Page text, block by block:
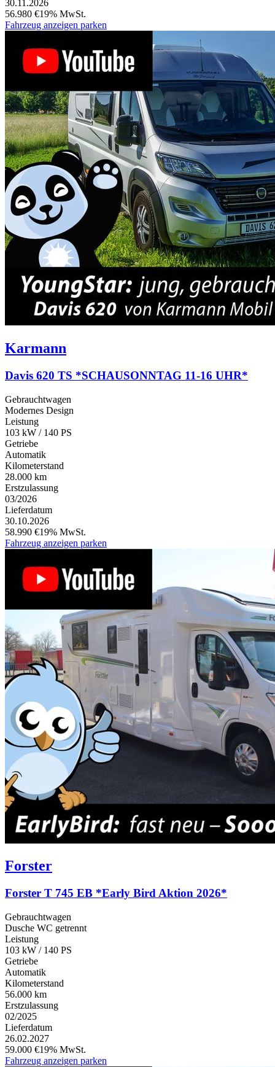
30.11.2026
56.980 €19% MwSt.
Fahrzeug anzeigen parken
Karmann
Davis 620 TS *SCHAUSONNTAG 11-16 UHR*
Gebrauchtwagen
Modernes Design
Leistung
103 kW / 140 PS
Getriebe
Automatik
Kilometerstand
28.000 km
Erstzulassung
03/2026
Lieferdatum
30.10.2026
58.990 €19% MwSt.
Fahrzeug anzeigen parken
Forster
Forster T 745 EB *Early Bird Aktion 2026*
Gebrauchtwagen
Dusche WC getrennt
Leistung
103 kW / 140 PS
Getriebe
Automatik
Kilometerstand
56.000 km
Erstzulassung
02/2025
Lieferdatum
26.02.2027
59.000 €19% MwSt.
Fahrzeug anzeigen parken